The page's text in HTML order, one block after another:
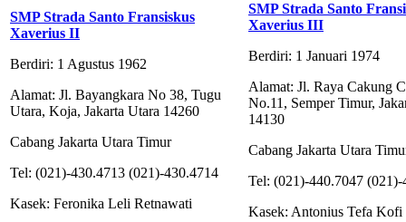
SMP Strada Santo Fransiskus
Xaverius II
Berdiri: 1 Agustus 1962
Alamat: Jl. Bayangkara No 38, Tugu
Utara, Koja, Jakarta Utara 14260
Cabang Jakarta Utara Timur
Tel: (021)-430.4713 (021)-430.4714
Kasek: Feronika Leli Retnawati
SMP Strada Santo
Xaverius III
Berdiri: 1 Januari 1974
Alamat: Jl. Raya Cakung
No.11, Semper Timur,
14130
Cabang Jakarta Utara
Tel: (021)-440.7047 (021)-
Kasek: Antonius Tefa Kofi